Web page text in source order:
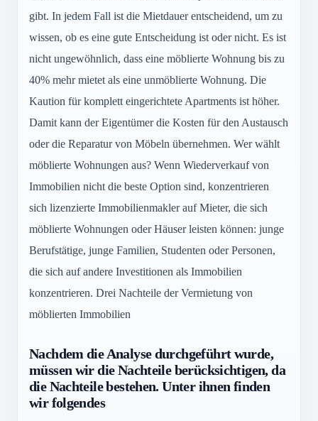
gibt. In jedem Fall ist die Mietdauer entscheidend, um zu
wissen, ob es eine gute Entscheidung ist oder nicht. Es ist
nicht ungewöhnlich, dass eine möblierte Wohnung bis zu
40% mehr mietet als eine unmöblierte Wohnung. Die
Kaution für komplett eingerichtete Apartments ist höher.
Damit kann der Eigentümer die Kosten für den Austausch
oder die Reparatur von Möbeln übernehmen. Wer wählt
möblierte Wohnungen aus? Wenn Wiederverkauf von
Immobilien nicht die beste Option sind, konzentrieren
sich lizenzierte Immobilienmakler auf Mieter, die sich
möblierte Wohnungen oder Häuser leisten können: junge
Berufstätige, junge Familien, Studenten oder Personen,
die sich auf andere Investitionen als Immobilien
konzentrieren. Drei Nachteile der Vermietung von
möblierten Immobilien
Nachdem die Analyse durchgeführt wurde,
müssen wir die Nachteile berücksichtigen, da
die Nachteile bestehen. Unter ihnen finden
wir folgendes